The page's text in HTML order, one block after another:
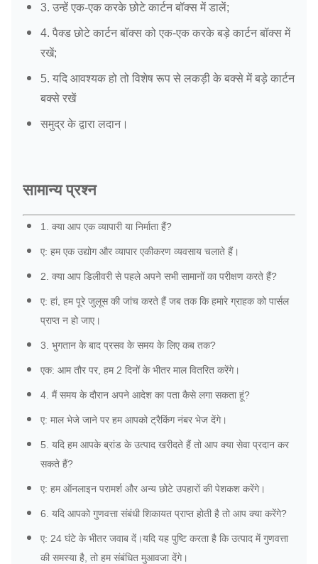
3. उन्हें एक-एक करके छोटे कार्टन बॉक्स में डालें;
4. पैक्ड छोटे कार्टन बॉक्स को एक-एक करके बड़े कार्टन बॉक्स में
रखें;
5. यदि आवश्यक हो तो विशेष रूप से लकड़ी के बक्से में बड़े कार्टन
बक्से रखें
समुद्र के द्वारा लदान।
सामान्य प्रश्न
1. क्या आप एक व्यापारी या निर्माता हैं?
ए: हम एक उद्योग और व्यापार एकीकरण व्यवसाय चलाते हैं।
2. क्या आप डिलीवरी से पहले अपने सभी सामानों का परीक्षण करते हैं?
ए: हां, हम पूरे जुलूस की जांच करते हैं जब तक कि हमारे ग्राहक को पार्सल
प्राप्त न हो जाए।
3. भुगतान के बाद प्रसव के समय के लिए कब तक?
एक: आम तौर पर, हम 2 दिनों के भीतर माल वितरित करेंगे।
4. मैं समय के दौरान अपने आदेश का पता कैसे लगा सकता हूं?
ए: माल भेजे जाने पर हम आपको ट्रैकिंग नंबर भेज देंगे।
5. यदि हम आपके ब्रांड के उत्पाद खरीदते हैं तो आप क्या सेवा प्रदान कर
सकते हैं?
ए: हम ऑनलाइन परामर्श और अन्य छोटे उपहारों की पेशकश करेंगे।
6. यदि आपको गुणवत्ता संबंधी शिकायत प्राप्त होती है तो आप क्या करेंगे?
ए: 24 घंटे के भीतर जवाब दें।यदि यह पुष्टि करता है कि उत्पाद में गुणवत्ता
की समस्या है, तो हम संबंधित मुआवजा देंगे।